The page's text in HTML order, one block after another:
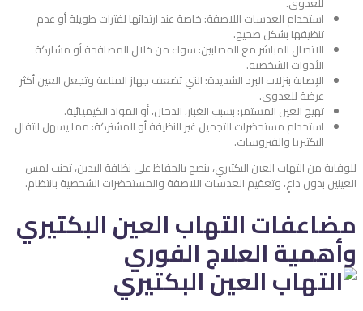
استخدام العدسات اللاصقة: خاصة عند ارتدائها لفترات طويلة أو عدم
تنظيفها بشكل صحيح.
الاتصال المباشر مع المصابين: سواء من خلال المصافحة أو مشاركة
الأدوات الشخصية.
الإصابة بنزلات البرد الشديدة: التي تضعف جهاز المناعة وتجعل العين أكثر
عرضة للعدوى.
تهيج العين المستمر: بسبب الغبار، الدخان، أو المواد الكيميائية.
استخدام مستحضرات التجميل غير النظيفة أو المشتركة: مما يسهل انتقال
البكتيريا والفيروسات.
للوقاية من التهاب العين البكتيري، ينصح بالحفاظ على نظافة اليدين، تجنب لمس
العينين بدون داعٍ، وتعقيم العدسات اللاصقة والمستحضرات الشخصية بانتظام.
مضاعفات التهاب العين البكتيري
وأهمية العلاج الفوري